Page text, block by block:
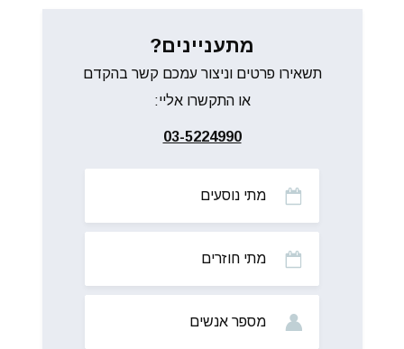
מתעניינים?
תשאירו פרטים וניצור עמכם קשר בהקדם
או התקשרו אליי:
03-5224990
נוסעים
חוזרים
אנשים